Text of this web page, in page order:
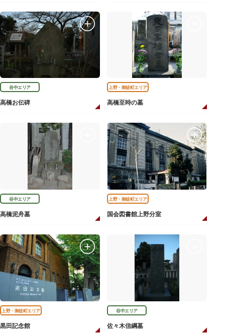
谷中エリア
高橋お伝碑
上野・御徒町エリア
高橋至時の墓
谷中エリア
高橋泥舟墓
上野・御徒町エリア
国会図書館上野分室
上野・御徒町エリア
黒田記念館
谷中エリア
佐々木信綱墓